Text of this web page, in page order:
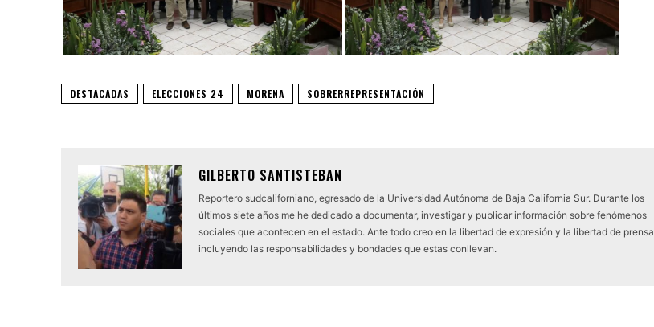
DESTACADAS ELECCIONES 24 MORENA SOBRERREPRESENTACIÓN
GILBERTO SANTISTEBAN
Reportero sudcaliforniano, egresado de la Universidad Autónoma de Baja California Sur. Durante los
últimos siete años me he dedicado a documentar, investigar y publicar información sobre fenómenos
sociales que acontecen en el estado. Ante todo creo en la libertad de expresión y la libertad de prensa,
incluyendo las responsabilidades y bondades que estas conllevan.